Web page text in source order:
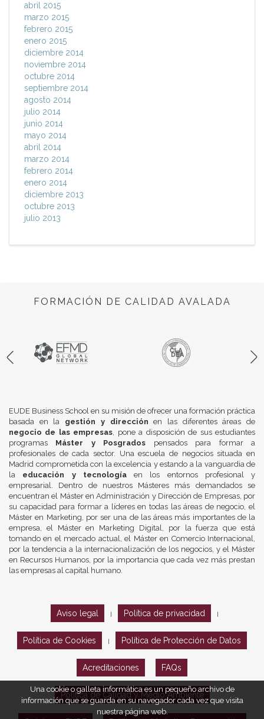
abril 2015
marzo 2015
febrero 2015
enero 2015
diciembre 2014
noviembre 2014
octubre 2014
septiembre 2014
agosto 2014
julio 2014
junio 2014
mayo 2014
abril 2014
marzo 2014
febrero 2014
enero 2014
diciembre 2013
octubre 2013
julio 2013
FORMACIÓN DE CALIDAD AVALADA
EUDE Business School en su misión de ofrecer una formación práctica
basada en la gestión y dirección en las diferentes áreas de
negocio de las empresas, pone a disposición de sus estudiantes
programas Máster y Posgrados pensados para formar a
profesionales de cada sector. Una escuela de negocios situada en
Madrid comprometida con la excelencia y estando a la vanguardia de
la educación y tecnologíaen los entornos profesional y
empresarial. Dentro de nuestros Másteres más demandados se
encuentran el Máster en Administración y Dirección de Empresas, por
su capacidad para formar a líderes en todas las áreas de negocio, el
Máster en Marketing, por ser una de las áreas más importantes de la
empresa, el Máster en Marketing Digital, por la fuerza que está
tomando en el mercado actual, el Máster en Comercio Internacional,
por la tendencia a la internacionalización de los negocios, y el Máster
en Recursos Humanos, por la importancia que cada vez más prestan
las empresas al capital humano.
Aviso legal Política de privacidad
Política de Cookies Política de Protección de Datos
Acreditaciones FAQs
Política de Calidad y Medio Ambiente
Una cookie o galleta informática es un pequeño archivo de
información que se guarda en su navegador cada vez que visita
nuestra página web.